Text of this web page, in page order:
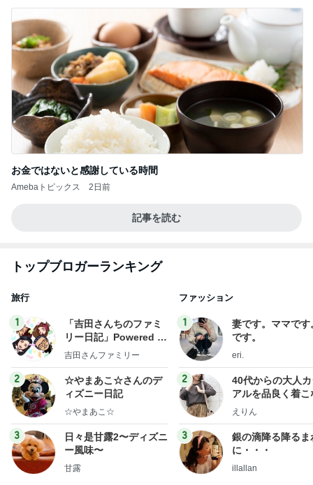
お金ではないと感謝している時間
Amebaトピックス 2日前
記事を読む
トップブロガーランキング
旅行
1
「吉田さんちのファミ
リー日記」Powered b
y Ameba 吉田さんファ
ログ
吉田さんファミリー
2
☆やまあこ☆さんのデ
ィズニー日記
☆やまあこ☆
3
日々是甘露2〜ディズニ
ー風味〜
甘露
ファッション
1
妻です。ママです
です。
eri.
2
40代からの大人
アルを品良く着こ
ファッションブロ
えりん
3
銀の滴降る降るま
に・・・
illallan